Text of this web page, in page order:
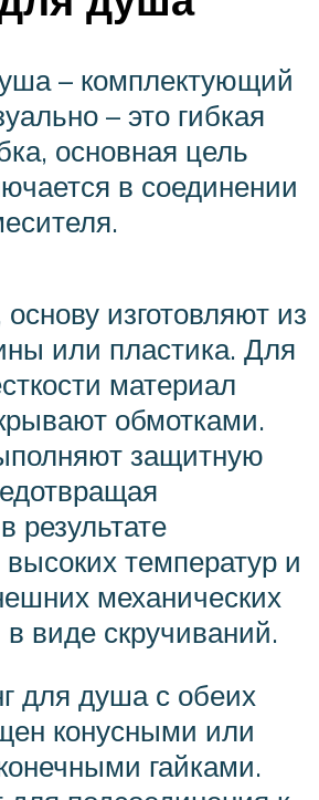
– комплектующий
– это гибкая
основная цель
в соединении
изготовляют из
или пластика. Для
материал
обмотками.
защитную
результате
температур и
механических
виде скручиваний.
для душа с обеих
конусными или
гайками.